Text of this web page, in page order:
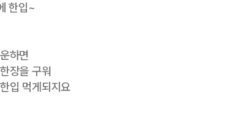
한입~
하면
장을 구워
입 먹게되지요